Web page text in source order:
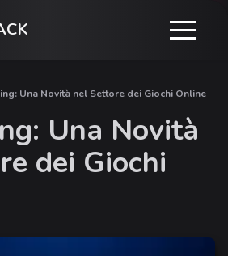
Una Novità nel Settore dei Giochi Online
Una Novità
dei Giochi